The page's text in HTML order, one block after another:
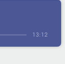
13:12